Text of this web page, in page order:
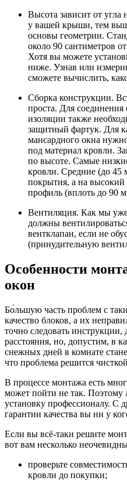
Высота зависит от угла
у вашей крыши, тем
основы геометрии.
около 90 сантиметров
Хотя вы можете
ниже. Узнав или
сможете вычислить,
Сборка конструкции.
проста. Для соединения
изоляции также
защитный фартук. Для
мансардного окна
под материал кровли.
по высоте. Самые
кровли. Средние (до
покрытия, а на
профиль (вплоть до 90
Вентиляция. Как мы
должны
вентклапан, если не
(принудительную
Особенности
окон
Бо́льшую часть проблем с
качество блоков, а их
точно следовать
расстояния, но, допустим, в
снежных дней в комнате
что проблема решится
В процессе монтажа есть
может пойти не так. Поэтому
установку профессионалу. С
гарантии качества вы ни у
Если вы всё-таки решите
вот вам несколько
проверьте
кровли до покупки;